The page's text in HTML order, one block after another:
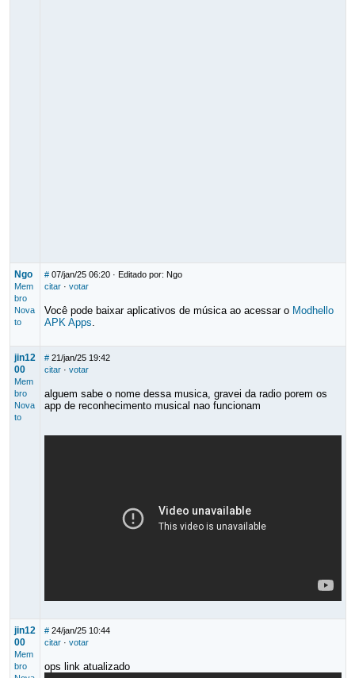
Ngo
Mem
bro
Nova
to
# 07/jan/25 06:20· Editado por: Ngo
citar· votar
Você pode baixar aplicativos de música ao acessar o Modhello
APK Apps.
jin12
00
Mem
bro
Nova
to
# 21/jan/25 19:42
citar· votar
alguem sabe o nome dessa musica, gravei da radio porem os
app de reconhecimento musical nao funcionam
jin12
00
Mem
bro
# 24/jan/25 10:44
citar· votar
ops link atualizado